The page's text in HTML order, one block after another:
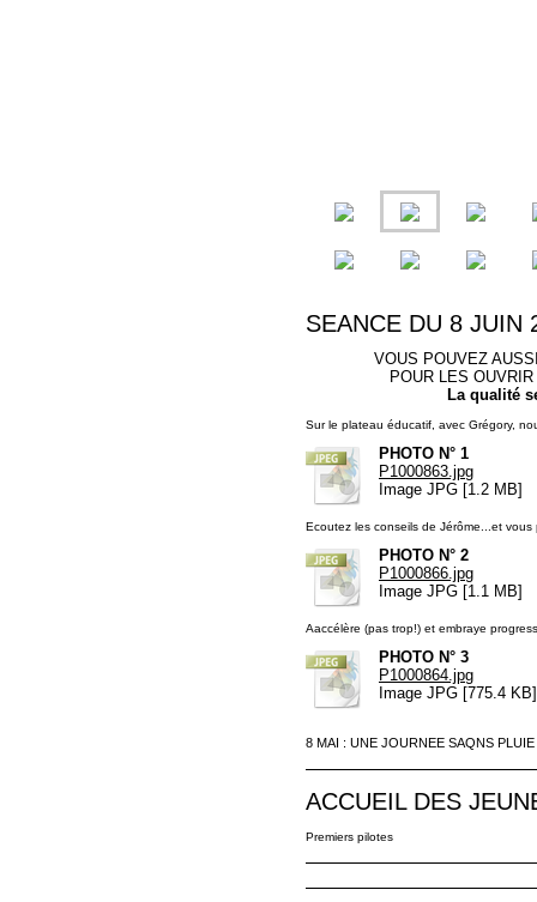
SEANCE DU 8 JUIN
VOUS POUVEZ
POUR LES
La qualité
Sur le plateau éducatif, avec Grégory,
PHOTO N° 1
P1000863.jpg
Image JPG [1.2 MB]
Ecoutez les conseils de Jérôme...et vous
PHOTO N° 2
P1000866.jpg
Image JPG [1.1 MB]
Aaccélère (pas trop!) et embraye
PHOTO N° 3
P1000864.jpg
Image JPG [775.4 KB]
8 MAI : UNE JOURNEE SAQNS PLUIE
ACCUEIL DES
Premiers pilotes